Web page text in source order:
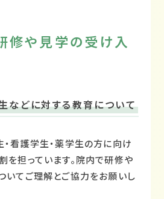
修や見学の受け入
などに対する教育について
・看護学生・薬学生の方に向け
を担っています。院内で研修や
いてご理解とご協力をお願いし